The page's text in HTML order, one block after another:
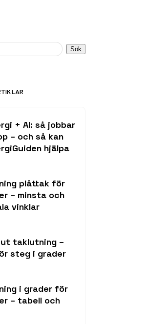
Sök
+ AI: så jobbar
– och så kan
hjälpa
plåttak för
– minsta och
vinklar
ut taklutning –
steg i grader
i grader för
– tabell och